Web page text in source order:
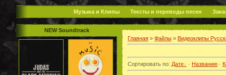
Музыка и Клипы Тексты и переводы песен
NEW Soundtrack
Главная » Файлы » Видеоклипы
Сортировать по: Дате · Названию ·